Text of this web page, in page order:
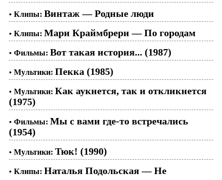
• Клипы: Винтаж — Родные люди
• Клипы: Мари Краймбрери — По городам
• Фильмы: Вот такая история... (1987)
• Мультики: Пекка (1985)
• Мультики: Как аукнется, так и откликнется
(1975)
• Фильмы: Мы с вами где-то встречались
(1954)
• Мультики: Тюк! (1990)
• Клипы: Наталья Подольская — Не